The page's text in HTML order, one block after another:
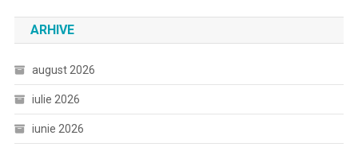
ARHIVE
august 2026
iulie 2026
iunie 2026